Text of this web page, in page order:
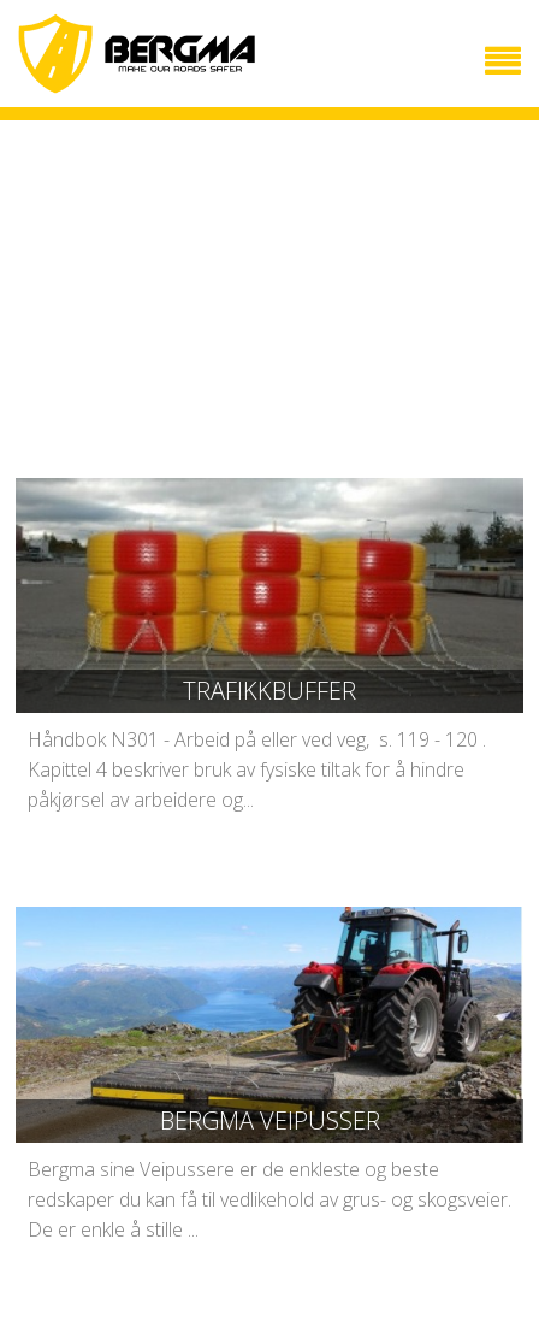
Blasting mats
Road grader
Silo Rings
Contact us
DEUTSCH
Sprengschutzmatten
Wegehobel
Silo-Ringe
TRAFIKKBUFFER
Håndbok N301 - Arbeid på eller ved veg, s. 119 - 120 .
Kapittel 4 beskriver bruk av fysiske tiltak for å hindre
påkjørsel av arbeidere og...
BERGMA VEIPUSSER
Bergma sine Veipussere er de enkleste og beste
redskaper du kan få til vedlikehold av grus- og skogsveier.
De er enkle å stille ...